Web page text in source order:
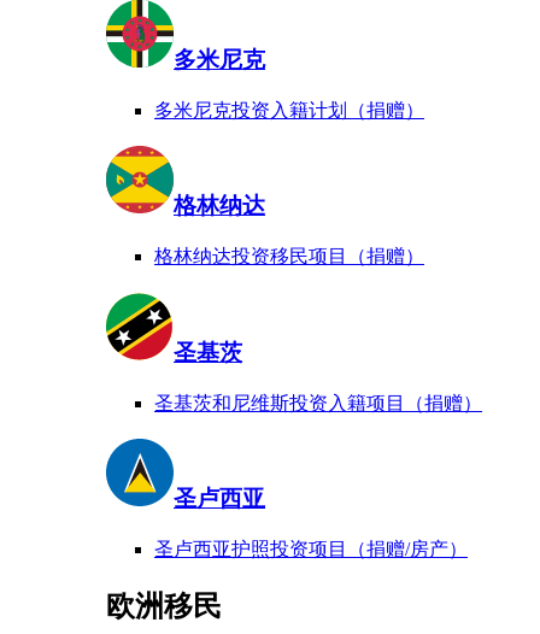
多米尼克
多米尼克投资入籍计划（捐赠）
格林纳达
格林纳达投资移民项目（捐赠）
圣基茨
圣基茨和尼维斯投资入籍项目（捐赠）
圣卢西亚
圣卢西亚护照投资项目（捐赠/房产）
欧洲移民